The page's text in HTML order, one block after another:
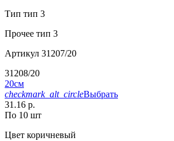
Тип тип 3
Прочее тип 3
Артикул 31207/20
31208/20
20см
checkmark_alt_circleВыбрать
31.16 р.
По 10 шт
Цвет коричневый